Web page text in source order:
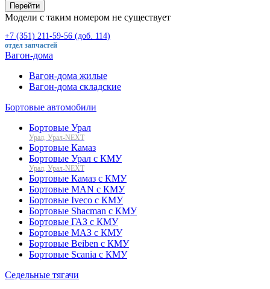
Перейти
Модели с таким номером не существует
+7 (351) 211-59-56 (доб. 114)
отдел запчастей
Вагон-дома
Вагон-дома жилые
Вагон-дома складские
Бортовые автомобили
Бортовые Урал
Урал, Урал-NEXT
Бортовые Камаз
Бортовые Урал с КМУ
Урал, Урал-NEXT
Бортовые Камаз с КМУ
Бортовые MAN с КМУ
Бортовые Iveco с КМУ
Бортовые Shacman с КМУ
Бортовые ГАЗ с КМУ
Бортовые МАЗ с КМУ
Бортовые Beiben с КМУ
Бортовые Scania с КМУ
Седельные тягачи